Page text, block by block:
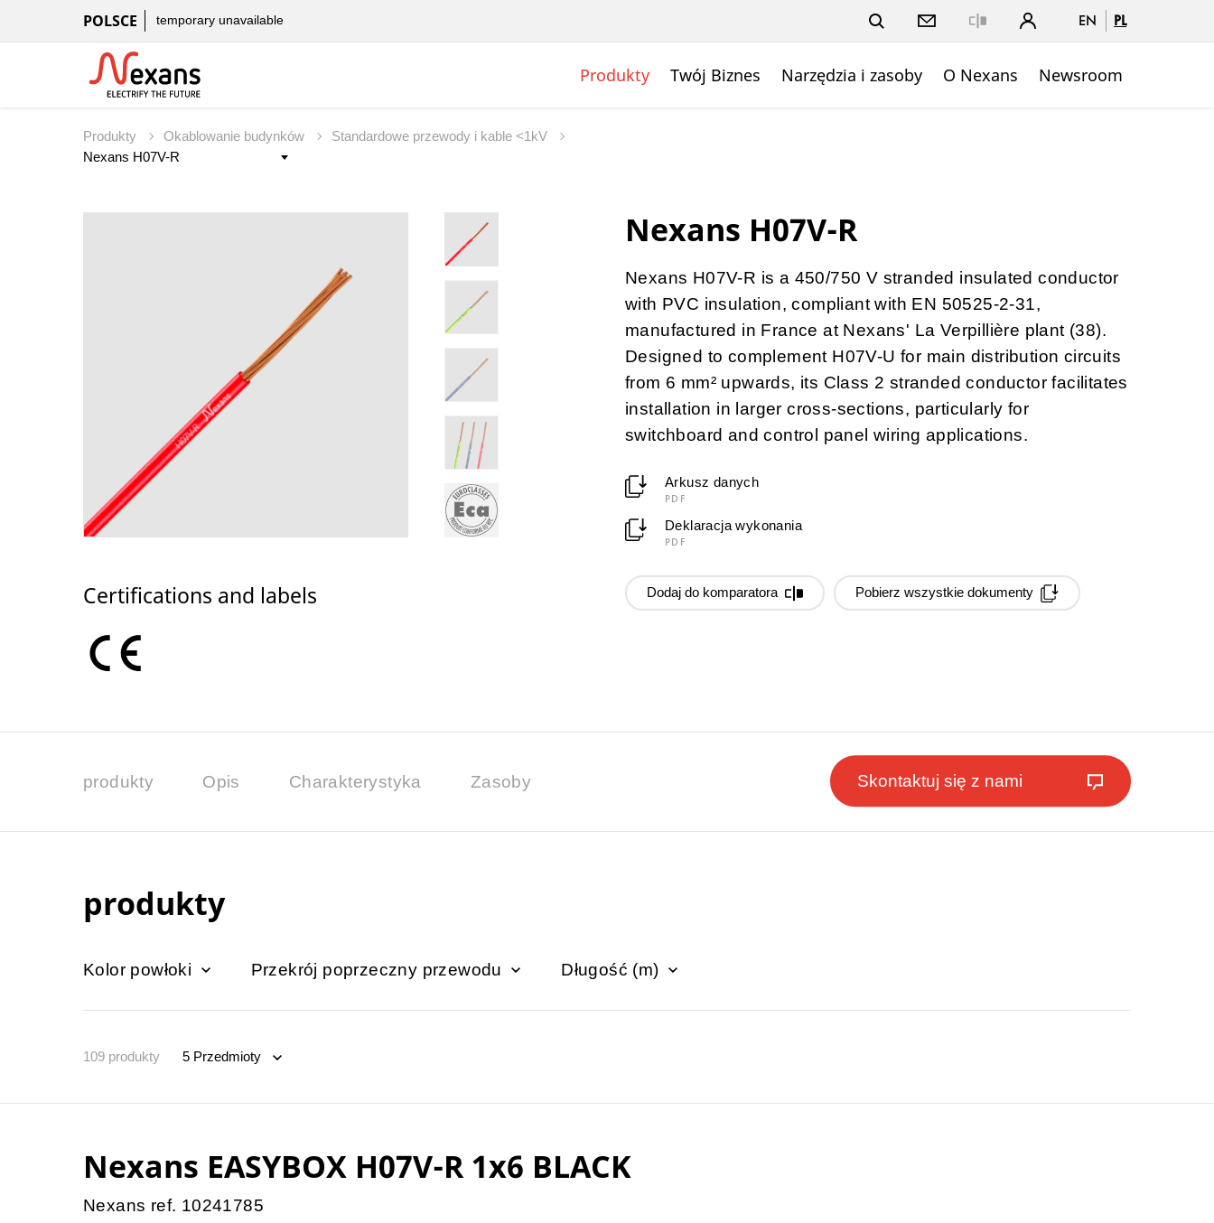
POLSCE temporary unavailable EN PL
Produkty Twój Biznes Narzędzia i zasoby O Nexans Newsroom
Produkty Okablowanie budynków Standardowe przewody i kable <1kV
Certifications and labels
Nexans H07V-R
Nexans H07V-R is a 450/750 V stranded insulated conductor
with PVC insulation, compliant with EN 50525-2-31,
manufactured in France at Nexans' La Verpillière plant (38).
Designed to complement H07V-U for main distribution circuits
from 6 mm² upwards, its Class 2 stranded conductor facilitates
installation in larger cross-sections, particularly for
switchboard and control panel wiring applications.
Arkusz danych
PDF
Deklaracja wykonania
PDF
Dodaj do komparatora Pobierz wszystkie dokumenty
produkty Opis Charakterystyka Zasoby Skontaktuj się z nami
produkty
Kolor powłoki Przekrój poprzeczny przewodu Długość (m)
109 produkty
Nexans EASYBOX H07V-R 1x6 BLACK
Nexans ref. 10241785